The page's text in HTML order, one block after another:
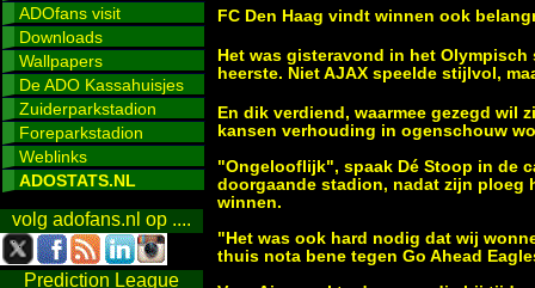
ADOfans visit
Downloads
Wallpapers
De ADO Kassahuisjes
Zuiderparkstadion
Foreparkstadion
Weblinks
ADOSTATS.NL
volg adofans.nl op ....
Prediction League
FC Den Haag vindt winnen ook
Het was gisteravond in het Olympisch
heerste. Niet AJAX speelde stijlvol,
En dik verdiend, waarmee gezegd wil
kansen verhouding in ogenschouw
"Ongelooflijk", spaak Dé Stoop in de
doorgaande stadion, nadat zijn ploeg
winnen.
"Het was ook hard nodig dat wij
thuis nota bene tegen Go Ahead